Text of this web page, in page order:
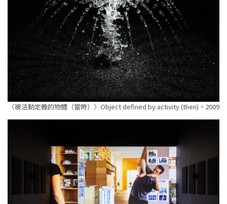
〈被活動定義的物體（當時）〉Object defined by activity (then)，2009